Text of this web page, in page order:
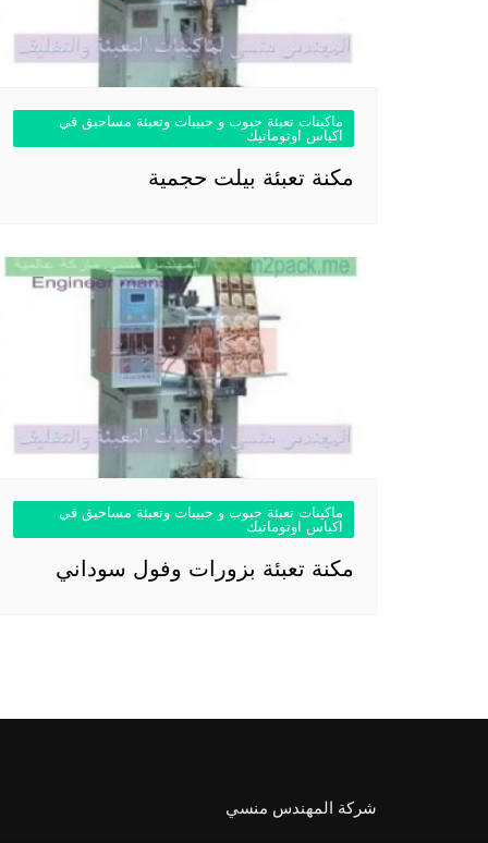
ماكينات تعبئة حبوب و حبيبات وتعبئة مساحيق في
اكياس اوتوماتيك
مكنة تعبئة بيلت حجمية
ماكينات تعبئة حبوب و حبيبات وتعبئة مساحيق في
اكياس اوتوماتيك
مكنة تعبئة بزورات وفول سوداني
شركة المهندس منسي